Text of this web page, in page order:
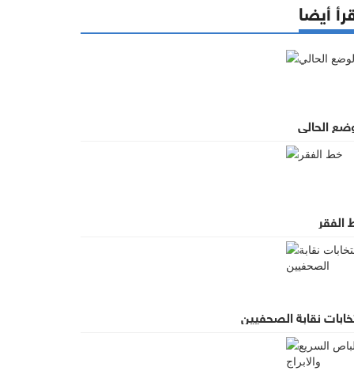
أيضا
الحالي
الفقر
نقابة الصحفيين